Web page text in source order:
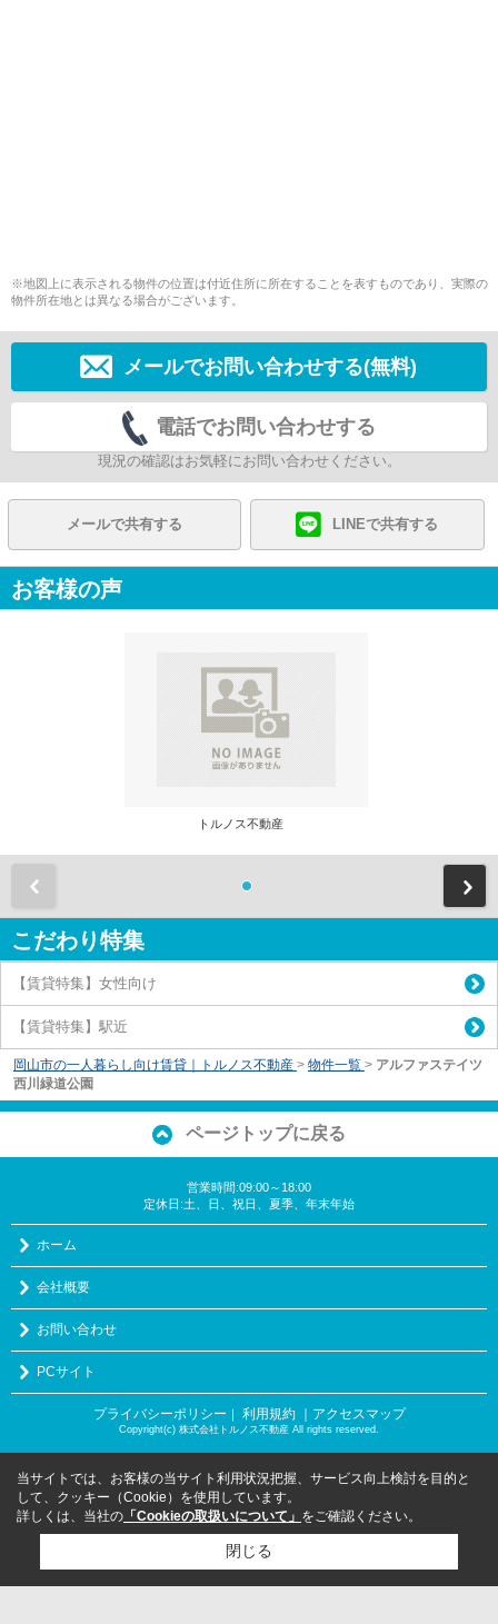
※地図上に表示される物件の位置は付近住所に所在することを表すものであり、実際の
物件所在地とは異なる場合がございます。
メールでお問い合わせする(無料)
電話でお問い合わせする
現況の確認はお気軽にお問い合わせください。
メールで共有する LINEで共有する
お客様の声
トルノス不動産
こだわり特集
【賃貸特集】女性向け
【賃貸特集】駅近
岡山市の一人暮らし向け賃貸｜トルノス不動産 > 物件一覧 > アルファステイツ
西川緑道公園
ページトップに戻る
営業時間:09:00～18:00
定休日:土、日、祝日、夏季、年末年始
ホーム
会社概要
お問い合わせ
PCサイト
プライバシーポリシー 利用規約 ｜アクセスマップ
Copyright(c) 株式会社トルノス不動産 All rights reserved.
当サイトでは、お客様の当サイト利用状況把握、サービス向上検討を目的と
して、クッキー（Cookie）を使用しています。
詳しくは、当社の 「Cookieの取扱いについて」 をご確認ください。
閉じる